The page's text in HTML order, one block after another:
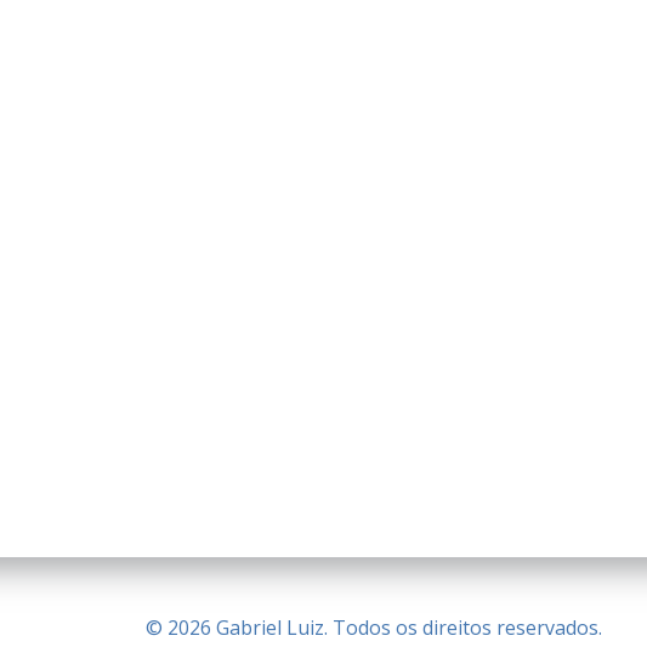
© 2026 Gabriel Luiz. Todos os direitos reservados.